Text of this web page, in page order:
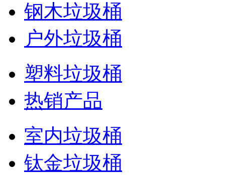
钢木垃圾桶
户外垃圾桶
塑料垃圾桶
热销产品
室内垃圾桶
钛金垃圾桶